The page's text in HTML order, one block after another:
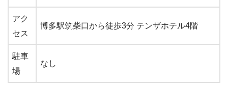
アク
セス
博多駅筑柴口から徒歩3分 テンザホテル4階
駐車
場
なし